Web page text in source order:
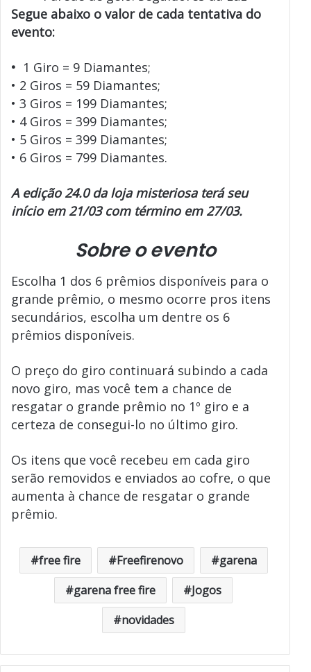
Segue abaixo o valor de cada tentativa do
evento:
• 1 Giro = 9 Diamantes;
• 2 Giros = 59 Diamantes;
• 3 Giros = 199 Diamantes;
• 4 Giros = 399 Diamantes;
• 5 Giros = 399 Diamantes;
• 6 Giros = 799 Diamantes.
A edição 24.0 da loja misteriosa terá seu
início em 21/03 com término em 27/03.
Sobre o evento
Escolha 1 dos 6 prêmios disponíveis para o
grande prêmio, o mesmo ocorre pros itens
secundários, escolha um dentre os 6
prêmios disponíveis.
O preço do giro continuará subindo a cada
novo giro, mas você tem a chance de
resgatar o grande prêmio no 1º giro e a
certeza de consegui-lo no último giro.
Os itens que você recebeu em cada giro
serão removidos e enviados ao cofre, o que
aumenta à chance de resgatar o grande
prêmio.
free fire Freefirenovo
garena
garena free fire
Jogos
novidades